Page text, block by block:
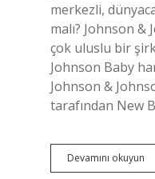
merkezli,
malı? Johnson
çok uluslu bir
Johnson Baby
Johnson &
tarafından New
Devamını okuyun